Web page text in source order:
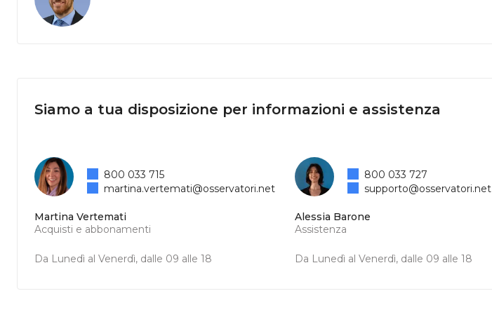
Siamo a tua disposizione per informazioni e assistenza
Martina Vertemati
Acquisti e abbonamenti
Da Lunedì al Venerdì, dalle 09 alle 18
800 033 715
martina.vertemati@osservatori.net
Alessia Barone
Assistenza
Da Lunedì al Venerdì, dalle 09 alle 18
800 033 727
supporto@osservatori.net